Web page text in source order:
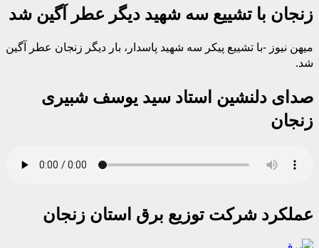
زنجان با تشییع سه شهید دیگر عطر آگین شد
میهن نیوز -با تشییع پیکر سه شهید پاسدار، بار دیگر زنجان عطر آگین
شد.
صدای دلنشین استاد سید یوسف شبیری
زنجان
عملکرد شرکت توزیع برق استان زنجان